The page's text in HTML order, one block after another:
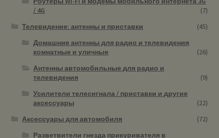
/ 4G
(7)
Телевидение: антенны и приставки
(45)
Домашние антенны для радио и телевидения
комнатные и уличные
(26)
Антенны автомобильные для радио и
телевидения
(9)
Усилители телесигнала / приставки и другие
аксессуары
(22)
Аксессуары для автомобиля
(72)
Разветвители гнезда прикуривателя в